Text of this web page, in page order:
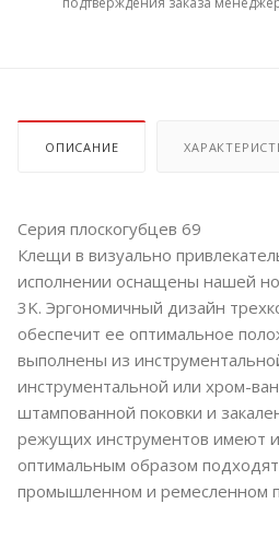
ОПИСАНИЕ
Серия плоскогубцев 69
Клещи в визуально
исполнении оснащены нашей
3K. Эргономичный дизайн
обеспечит ее оптимальное
выполнены из
инструментальной или хром-
штампованной поковки и
режущих инструментов имеют
оптимальным образом
промышленном и ремесленном